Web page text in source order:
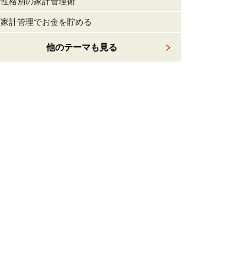
家計管理でお金を貯める
他のテーマも見る